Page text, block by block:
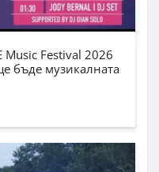
Music Festival 2026
бъде музикалната